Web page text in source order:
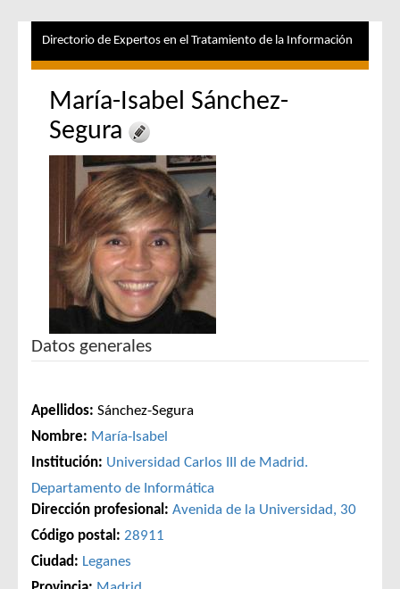
Directorio de Expertos en el Tratamiento de la Información
María-Isabel Sánchez-
Segura
Datos generales
Apellidos: Sánchez-Segura
Nombre: María-Isabel
Institución: Universidad Carlos III de Madrid.
Departamento de Informática
Dirección profesional: Avenida de la Universidad, 30
Código postal: 28911
Ciudad: Leganes